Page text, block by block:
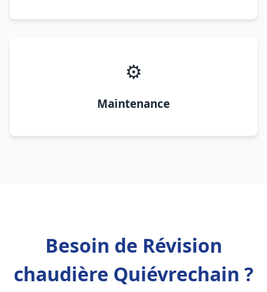
⚙️
Maintenance
Besoin de Révision
chaudière Quiévrechain ?